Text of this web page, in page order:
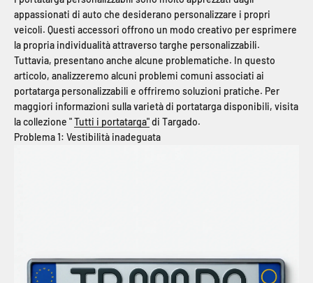
appassionati di auto che desiderano personalizzare i propri
veicoli. Questi accessori offrono un modo creativo per esprimere
la propria individualità attraverso targhe personalizzabili.
Tuttavia, presentano anche alcune problematiche. In questo
articolo, analizzeremo alcuni problemi comuni associati ai
portatarga personalizzabili e offriremo soluzioni pratiche. Per
maggiori informazioni sulla varietà di portatarga disponibili, visita
la collezione "Tutti i portatarga"di Targado.
Problema 1: Vestibilità inadeguata